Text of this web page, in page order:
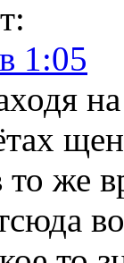
1:05
же